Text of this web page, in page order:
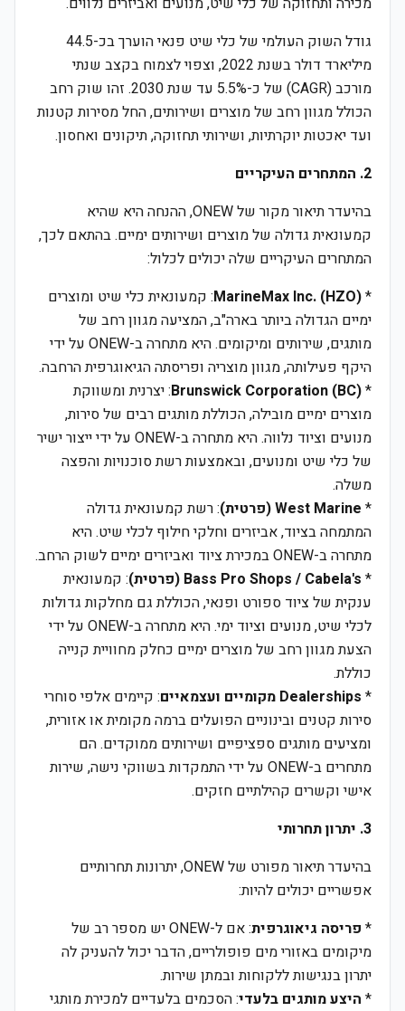
גודל השוק העולמי של כלי שיט פנאי הוערך בכ-44.5
מיליארד דולר בשנת 2022, וצפוי לצמוח בקצב שנתי
מורכב (CAGR) של כ-5.5% עד שנת 2030. זהו שוק רחב
הכולל מגוון רחב של מוצרים ושירותים, החל מסירות קטנות
ועד יאכטות יוקרתיות, ושירותי תחזוקה, תיקונים ואחסון.
2. המתחרים העיקריים
בהיעדר תיאור מקור של ONEW, ההנחה היא שהיא
קמעונאית גדולה של מוצרים ושירותים ימיים. בהתאם לכך,
המתחרים העיקריים שלה יכולים לכלול:
*
MarineMax Inc. (HZO): קמעונאית כלי שיט ומוצרים
ימיים הגדולה ביותר בארה"ב, המציעה מגוון רחב של
מותגים, שירותים ומיקומים. היא מתחרה ב-ONEW על ידי
היקף פעילותה, מגוון מוצריה ופריסתה הגיאוגרפית הרחבה.
*
Brunswick Corporation (BC): יצרנית ומשווקת
מוצרים ימיים מובילה, הכוללת מותגים רבים של סירות,
מנועים וציוד נלווה. היא מתחרה ב-ONEW על ידי ייצור ישיר
של כלי שיט ומנועים, ובאמצעות רשת סוכנויות והפצה
משלה.
* West Marine (פרטית)
: רשת קמעונאית גדולה
המתמחה בציוד, אביזרים וחלקי חילוף לכלי שיט. היא
מתחרה ב-ONEW במכירת ציוד ואביזרים ימיים לשוק הרחב.
* Bass Pro Shops / Cabela's (פרטית)
: קמעונאית
ענקית של ציוד ספורט ופנאי, הכוללת גם מחלקות גדולות
לכלי שיט, מנועים וציוד ימי. היא מתחרה ב-ONEW על ידי
הצעת מגוון רחב של מוצרים ימיים כחלק מחוויית קנייה
כוללת.
* Dealerships מקומיים ועצמאיים
: קיימים אלפי סוחרי
סירות קטנים ובינוניים הפועלים ברמה מקומית או אזורית,
ומציעים מותגים ספציפיים ושירותים ממוקדים. הם
מתחרים ב-ONEW על ידי התמקדות בשווקי נישה, שירות
אישי וקשרים קהילתיים חזקים.
3. יתרון תחרותי
בהיעדר תיאור מפורט של ONEW, יתרונות תחרותיים
אפשריים יכולים להיות:
* פריסה גיאוגרפית
: אם ל-ONEW יש מספר רב של
מיקומים באזורי מים פופולריים, הדבר יכול להעניק לה
יתרון בנגישות ללקוחות ובמתן שירות.
* היצע מותגים בלעדי: הסכמים בלעדיים למכירת מותגי